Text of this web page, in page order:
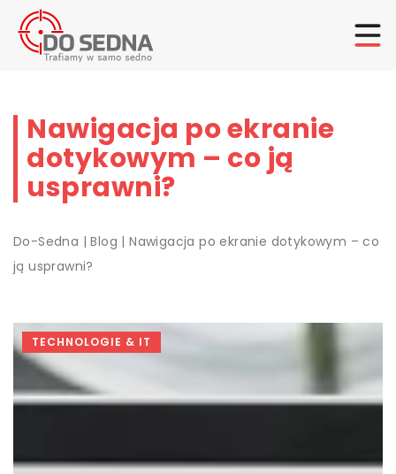
Nawigacja po ekranie
dotykowym – co ją
usprawni?
Do-Sedna |Blog |Nawigacja po ekranie dotykowym – co
ją usprawni?
TECHNOLOGIE & IT